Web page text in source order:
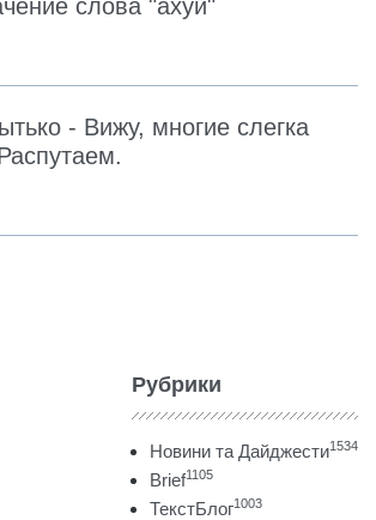
слова "ахуй"
- Вижу, многие слегка
Рубрики
Новини та Дайджести1534
Brief1105
ТекстБлог1003